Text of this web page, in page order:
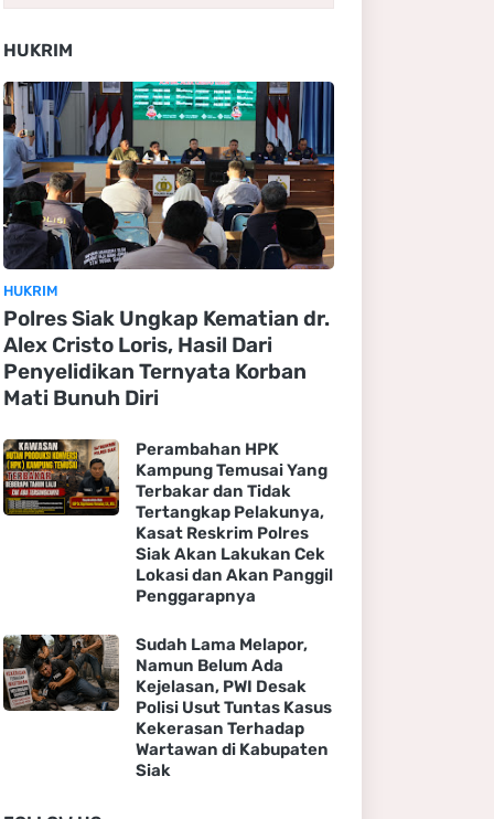
HUKRIM
HUKRIM
Polres Siak Ungkap Kematian dr.
Alex Cristo Loris, Hasil Dari
Penyelidikan Ternyata Korban
Mati Bunuh Diri
Perambahan HPK
Kampung Temusai Yang
Terbakar dan Tidak
Tertangkap Pelakunya,
Kasat Reskrim Polres
Siak Akan Lakukan Cek
Lokasi dan Akan Panggil
Penggarapnya
Sudah Lama Melapor,
Namun Belum Ada
Kejelasan, PWI Desak
Polisi Usut Tuntas Kasus
Kekerasan Terhadap
Wartawan di Kabupaten
Siak